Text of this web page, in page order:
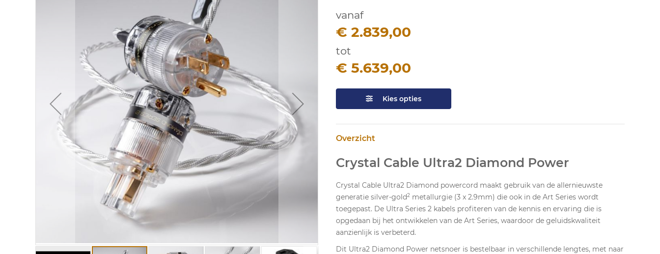
vanaf
€ 2.839,00
tot
€ 5.639,00
Kies opties
Overzicht
Crystal Cable Ultra2 Diamond Power
Crystal Cable Ultra2 Diamond powercord maakt gebruik van de allernieuwste
generatie silver-gold2 metallurgie (3 x 2.9mm) die ook in de Art Series wordt
toegepast. De Ultra Series 2 kabels profiteren van de kennis en ervaring die is
opgedaan bij het ontwikkelen van de Art Series, waardoor de geluidskwaliteit
aanzienlijk is verbeterd.
Dit Ultra2 Diamond Power netsnoer is bestelbaar in verschillende lengtes, met naar